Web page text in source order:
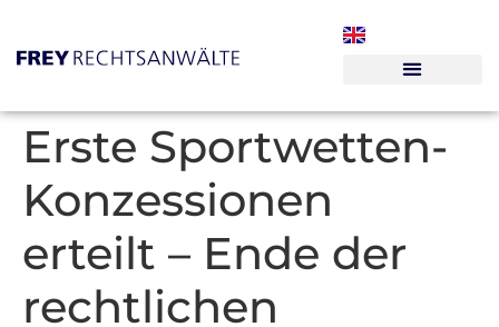
Erste Sportwetten-
Konzessionen
erteilt – Ende der
rechtlichen